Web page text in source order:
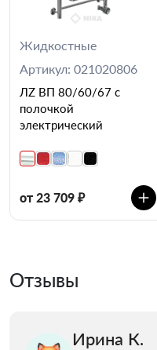
Жидкостные
Артикул: 021020806
ЛZ ВП 80/60/67 с
полочкой
электрический
от 23 709 ₽
Отзывы
Ирина К.